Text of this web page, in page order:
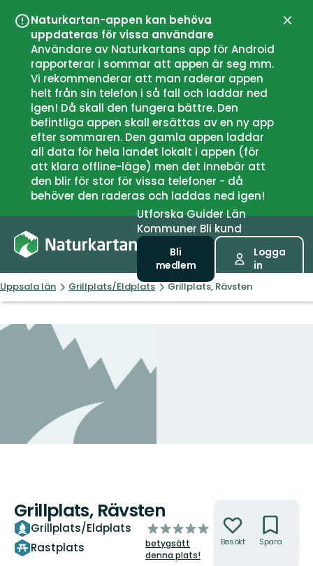
Naturkartan-appen kan behöva
uppdateras för vissa användare
Användare av Naturkartans app för Android
rapporterar i sommar att appen är seg mm.
Vi rekommenderar att man raderar appen
helt från sin telefon i så fall och laddar ned
igen! Då skall den fungera bättre. Den
befintliga appen skall ersättas av en ny app
efter sommaren. Den gamla appen laddar
all data för hela landet lokalt i appen (för
att klara offline-läge) men det innebär att
den blir för stor för vissa telefoner - då
behöver den raderas och laddas ned igen!
UtforskaGuiderLän
Kommuner Bli kund
Bli
medlem
Logga
in
Uppsala län Grillplats/Eldplats Grillplats, Rävsten
Grillplats, Rävsten
Grillplats/Eldplats
Rastplats
av
5
stjärnor
betygsätt
denna plats!
Besökt Spara